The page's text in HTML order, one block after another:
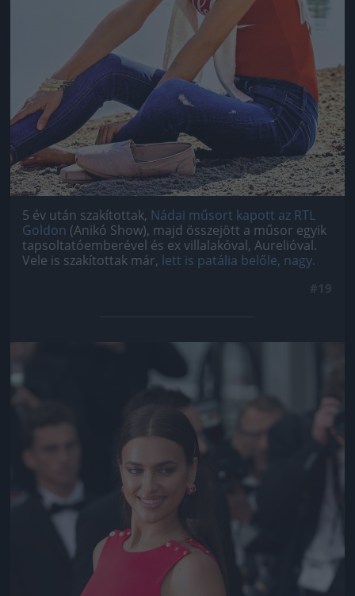
5 év után szakítottak, Nádai műsort kapott az RTL
Goldon (Anikó Show), majd összejött a műsor egyik
tapsoltatóemberével és ex villalakóval, Aurelióval.
Vele is szakítottak már, lett is patália belőle, nagy.